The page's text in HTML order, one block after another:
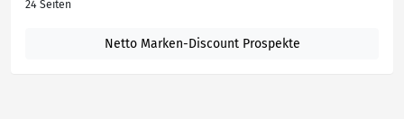
24 Seiten
Netto Marken-Discount Prospekte